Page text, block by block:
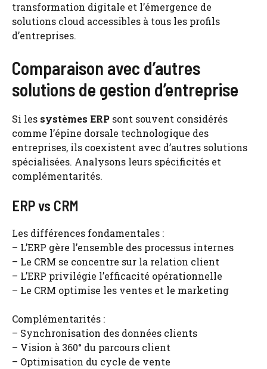
transformation digitale et l’émergence de
solutions cloud accessibles à tous les profils
d’entreprises.
Comparaison avec d’autres
solutions de gestion d’entreprise
Si les systèmes ERP sont souvent considérés
comme l’épine dorsale technologique des
entreprises, ils coexistent avec d’autres solutions
spécialisées. Analysons leurs spécificités et
complémentarités.
ERP vs CRM
Les différences fondamentales :
– L’ERP gère l’ensemble des processus internes
– Le CRM se concentre sur la relation client
– L’ERP privilégie l’efficacité opérationnelle
– Le CRM optimise les ventes et le marketing
Complémentarités :
– Synchronisation des données clients
– Vision à 360° du parcours client
– Optimisation du cycle de vente